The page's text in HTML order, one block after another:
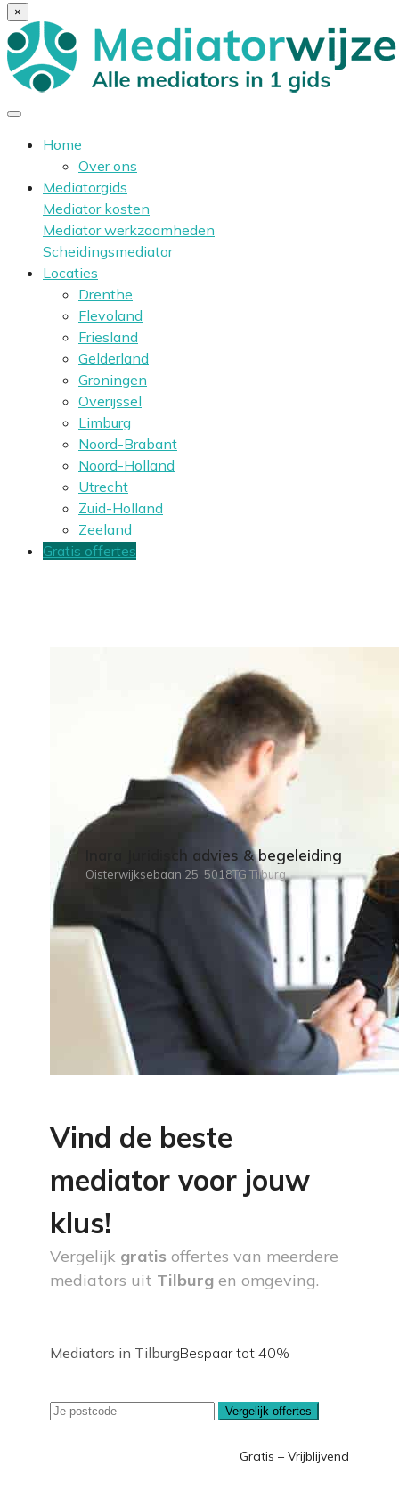
×
Home
Over ons
Mediatorgids
Mediator kosten
Mediator werkzaamheden
Scheidingsmediator
Locaties
Drenthe
Flevoland
Friesland
Gelderland
Groningen
Overijssel
Limburg
Noord-Brabant
Noord-Holland
Utrecht
Zuid-Holland
Zeeland
Gratis offertes
Inara Juridisch advies & begeleiding
Oisterwijksebaan 25, 5018TG Tilburg
Vind de beste
mediator voor jouw
klus!
Vergelijk gratis offertes van meerdere
mediators uit Tilburg en omgeving.
Mediators in TilburgBespaar tot 40%
Vergelijk offertes
Gratis – Vrijblijvend